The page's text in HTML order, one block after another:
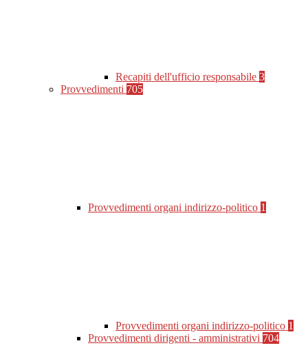
Recapiti dell'ufficio responsabile 3
Provvedimenti 705
Provvedimenti organi indirizzo-politico 1
Provvedimenti organi indirizzo-politico 1
Provvedimenti dirigenti - amministrativi 704